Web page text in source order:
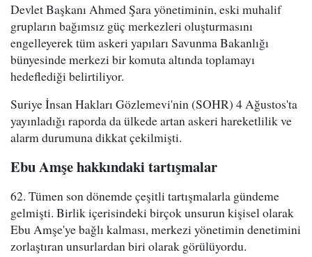
Devlet Başkanı Ahmed Şara yönetiminin, eski muhalif
grupların bağımsız güç merkezleri oluşturmasını
engelleyerek tüm askeri yapıları Savunma Bakanlığı
bünyesinde merkezi bir komuta altında toplamayı
hedeflediği belirtiliyor.
Suriye İnsan Hakları Gözlemevi'nin (SOHR) 4 Ağustos'ta
yayınladığı raporda da ülkede artan askeri hareketlilik ve
alarm durumuna dikkat çekilmişti.
Ebu Amşe hakkındaki tartışmalar
62. Tümen son dönemde çeşitli tartışmalarla gündeme
gelmişti. Birlik içerisindeki birçok unsurun kişisel olarak
Ebu Amşe'ye bağlı kalması, merkezi yönetimin denetimini
zorlaştıran unsurlardan biri olarak görülüyordu.